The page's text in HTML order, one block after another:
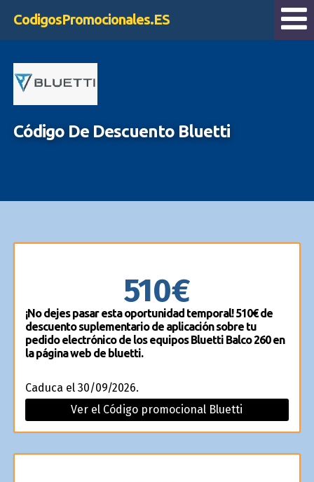
CodigosPromocionales.ES
Código De Descuento Bluetti
510€
¡No dejes pasar esta oportunidad temporal! 510€ de
descuento suplementario de aplicación sobre tu
pedido electrónico de los equipos Bluetti Balco 260 en
la página web de bluetti.
Caduca el 30/09/2026.
Ver el Código promocional Bluetti